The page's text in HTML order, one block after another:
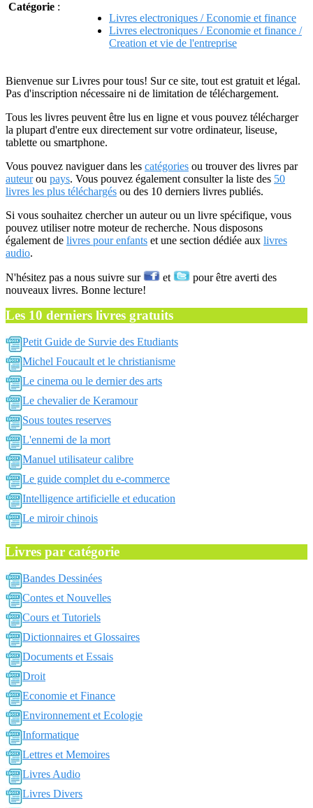
Catégorie :
Livres electroniques / Economie et finance
Livres electroniques / Economie et finance /
Creation et vie de l'entreprise
Bienvenue sur Livres pour tous! Sur ce site, tout est gratuit et légal.
Pas d'inscription nécessaire ni de limitation de téléchargement.
Tous les livres peuvent être lus en ligne et vous pouvez télécharger
la plupart d'entre eux directement sur votre ordinateur, liseuse,
tablette ou smartphone.
Vous pouvez naviguer dans les catégories ou trouver des livres par
auteurou pays. Vous pouvez également consulter la liste des 50
livres les plus téléchargés ou des 10 derniers livres publiés.
Si vous souhaitez chercher un auteur ou un livre spécifique, vous
pouvez utiliser notre moteur de recherche. Nous disposons
également de livres pour enfants et une section dédiée aux livres
audio.
N'hésitez pas a nous suivre sur et
pour être averti des
nouveaux livres. Bonne lecture!
Les 10 derniers livres gratuits
Petit Guide de Survie des Etudiants
Michel Foucault et le christianisme
Le cinema ou le dernier des arts
Le chevalier de Keramour
Sous toutes reserves
L'ennemi de la mort
Manuel utilisateur calibre
Le guide complet du e-commerce
Intelligence artificielle et education
Le miroir chinois
Livres par catégorie
Bandes Dessinées
Contes et Nouvelles
Cours et Tutoriels
Dictionnaires et Glossaires
Documents et Essais
Droit
Economie et Finance
Environnement et Ecologie
Informatique
Lettres et Memoires
Livres Audio
Livres Divers